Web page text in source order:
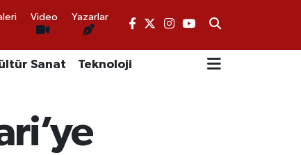
Video Yazarlar
Sanat Teknoloji